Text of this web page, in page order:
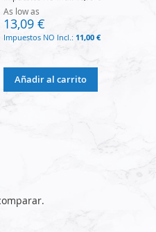
As low as
13,09 €
11,00 €
Añadir al carrito